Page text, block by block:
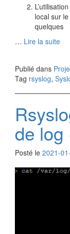
local sur
quelques
… Lire la suite
Publié dans
Tag rsyslog,
de log
Posté le 2021-